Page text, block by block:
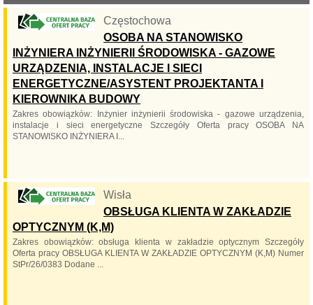
Częstochowa
OSOBA NA STANOWISKO
INŻYNIERA INŻYNIERII ŚRODOWISKA - GAZOWE
URZĄDZENIA, INSTALACJE I SIECI
ENERGETYCZNE/ASYSTENT PROJEKTANTA I
KIEROWNIKA BUDOWY
Zakres obowiązków: Inżynier inżynierii środowiska - gazowe urządzenia,
instalacje i sieci energetyczne Szczegóły Oferta pracy OSOBA NA
STANOWISKO INŻYNIERA I...
Wisła
OBSŁUGA KLIENTA W ZAKŁADZIE
OPTYCZNYM (K,M)
Zakres obowiązków: obsługa klienta w zakładzie optycznym Szczegóły
Oferta pracy OBSŁUGA KLIENTA W ZAKŁADZIE OPTYCZNYM (K,M) Numer
StPr/26/0383 Dodane ...